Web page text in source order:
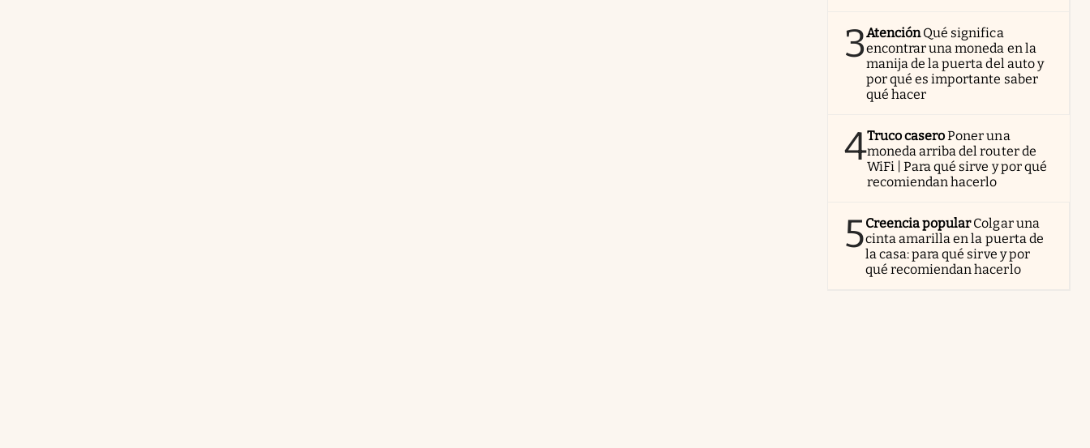
3AtenciónQué significa
encontrar una moneda en la
manija de la puerta del auto y
por qué es importante saber
qué hacer
4Truco caseroPoner una
moneda arriba del router de
WiFi | Para qué sirve y por qué
recomiendan hacerlo
5Creencia popularColgar una
cinta amarilla en la puerta de
la casa: para qué sirve y por
qué recomiendan hacerlo